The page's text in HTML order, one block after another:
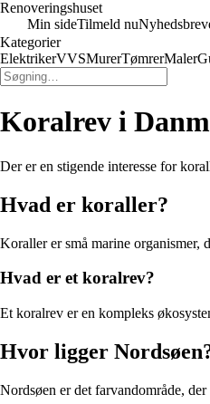
Renoveringshuset
Min sideTilmeld nu
Kategorier
ElektrikerVVSMurerTømrerMaler
Koralrev i
Der er en stigende interesse for
Hvad er koraller?
Koraller er små marine organismer,
Hvad er et koralrev?
Et koralrev er en kompleks
Hvor ligger
Nordsøen er det farvandområde,